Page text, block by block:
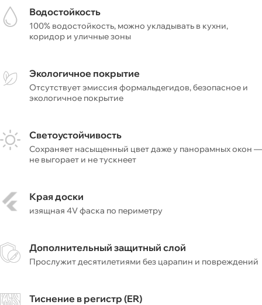
Водостойкость
100% водостойкость, можно укладывать в кухни,
коридор и уличные зоны
Экологичное покрытие
Отсутствует эмиссия формальдегидов, безопасное и
экологичное покрытие
Светоустойчивость
Сохраняет насыщенный цвет даже у панорамных окон —
не выгорает и не тускнеет
Края доски
изящная 4V фаска по периметру
Дополнительный защитный слой
Прослужит десятилетиями без царапин и повреждений
Тиснение в регистр (ER)